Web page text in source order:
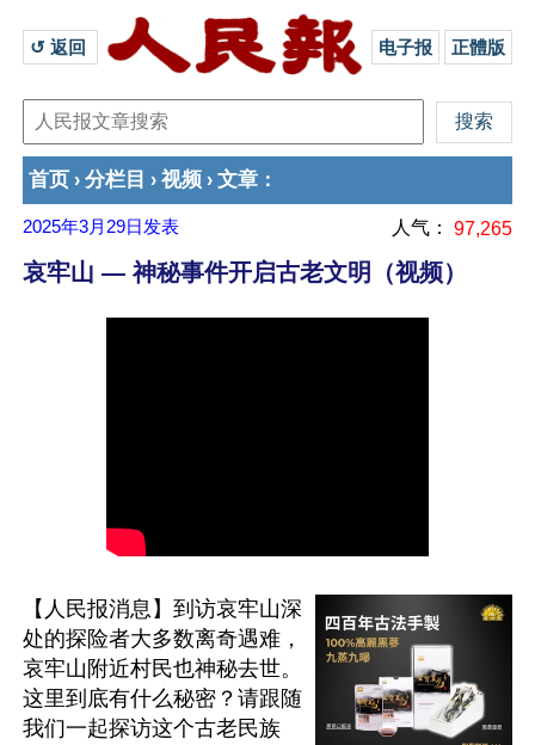
↺ 返回 电子报 正體版
首页 › 分栏目 › 视频 › 文章 ：
2025年3月29日 发表 人气： 97,265
哀牢山 — 神秘事件开启古老文明（视频）
【人民报消息】到访哀牢山深
处的探险者大多数离奇遇难，
哀牢山附近村民也神秘去世。
这里到底有什么秘密？请跟随
我们一起探访这个古老民族